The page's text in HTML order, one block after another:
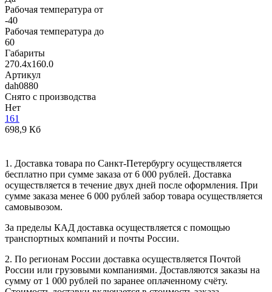
Рабочая температура от
-40
Рабочая температура до
60
Габариты
270.4x160.0
Артикул
dah0880
Снято с производства
Нет
161
698,9 Кб
1. Доставка товара по Санкт-Петербургу осуществляется
бесплатно при сумме заказа от 6 000 рублей. Доставка
осуществляется в течение двух дней после оформления. При
сумме заказа менее 6 000 рублей забор товара осуществляется
самовывозом.
За пределы КАД доставка осуществляется с помощью
транспортных компаний и почты России.
2. По регионам России доставка осуществляется Почтой
России или грузовыми компаниями. Доставляются заказы на
сумму от 1 000 рублей по заранее оплаченному счёту.